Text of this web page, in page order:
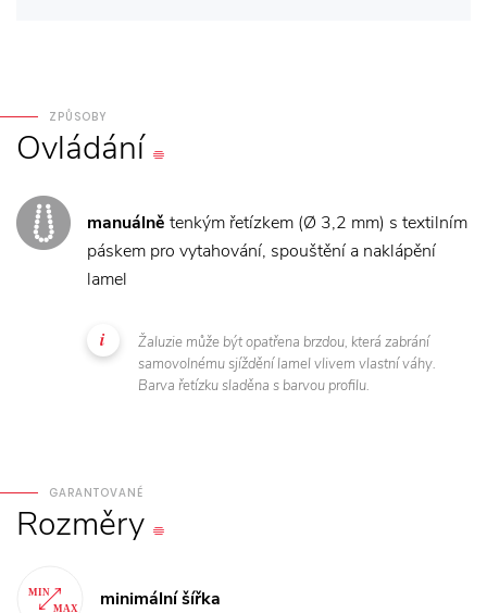
ZPŮSOBY
Ovládání
manuálně tenkým řetízkem (Ø 3,2 mm) s textilním
páskem pro vytahování, spouštění a naklápění
lamel
Žaluzie může být opatřena brzdou, která zabrání
samovolnému sjíždění lamel vlivem vlastní váhy.
Barva řetízku sladěna s barvou profilu.
GARANTOVANÉ
Rozměry
minimální šířka